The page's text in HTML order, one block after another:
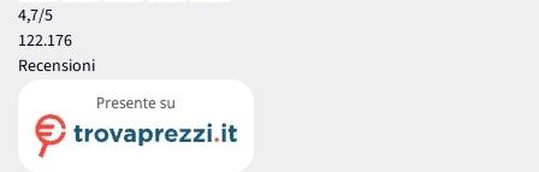
4,7/5
122.176
Recensioni